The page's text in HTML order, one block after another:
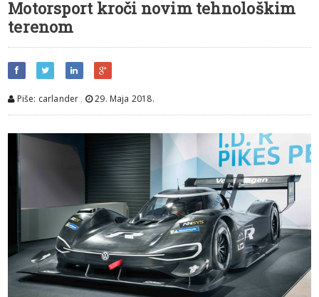
Motorsport kroči novim tehnološkim
terenom
Piše: carlander , 29. Maja 2018.